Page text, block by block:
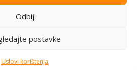
Odbij
postavke
Uslovi korištenja
Vision.